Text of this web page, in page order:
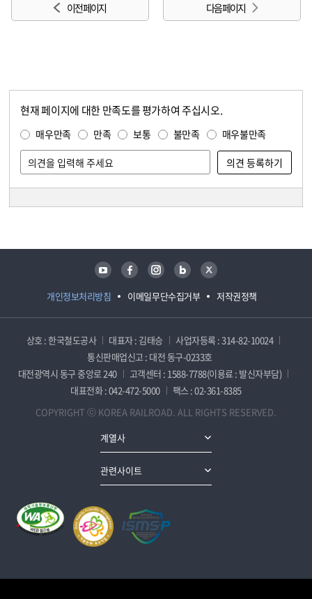
이전 페이지 다음 페이지
현재 페이지에 대한 만족도를 평가하여 주십시오.
매우만족 만족 보통 불만족 매우불만족
개인정보처리방침 이메일무단수집거부 저작권정책
유튜브 페이스북 인스타그램 블로그 트위터
상호 : 한국철도공사 대표자 : 김태승
사업자등록 : 314-82-10024
통신판매업신고 : 대전 동구-0233호
대전광역시 동구 중앙로 240
고객센터 : 1588-7788(이용료 : 발신자부담)
대표전화 : 042-472-5000
팩스 : 02-361-8385
COPYRIGHT ⓒ KOREA RAILROAD. ALL RIGHTS RESERVED.
계열사
관련사이트